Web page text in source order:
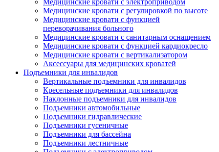
Медицинские кровати с электроприводом
Медицинские кровати с регулировкой по высоте
Медицинские кровати с функцией
переворачивания больного
Медицинские кровати с санитарным оснащением
Медицинские кровати с функцией кардиокресло
Медицинские кровати с вертикализатором
Аксессуары для медицинских кроватей
Подъемники для инвалидов
Вертикальные подъемники для инвалидов
Кресельные подъемники для инвалидов
Наклонные подъемники для инвалидов
Подъемники автомобильные
Подъемники гидравлические
Подъемники гусеничные
Подъемники для бассейна
Подъемники лестничные